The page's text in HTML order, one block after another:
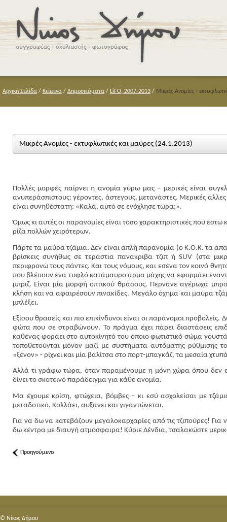
Αρχική Σελίδα / Κείμενα / Δημοσιεύματα / LiFO, 2007-2013 / Μικρές Ανομίες -
Μικρές Ανομίες - εκτυφλωτικές και μαύρες (24.1.2013)
Πολλές μορφές παίρνει η ανομία γύρω μας – μερικές είναι
ανυπεράσπιστους: γέροντες, άστεγους, μετανάστες. Μερικές
είναι συνηθέστατη: «Καλά, αυτό σε ενόχλησε τώρα;».
Όμως κι αυτές οι παρανομίες είναι τόσο χαρακτηριστικές που
ρίζα πολλών χειρότερων.
Πάρτε τα μαύρα τζάμια. Δεν είναι απλή παρανομία (ο Κ.Ο.Κ. τα
βρίσκεις συνήθως σε τεράστια πανάκριβα τζιπ ή SUV (στα
περιφρονώ τους πάντες. Και τους νόμους, και εσένα τον κοινό
που βλέπουν ένα τυφλό κατάμαυρο άρμα μάχης να εφορμάει
μπριζ. Είναι μία μορφή οπτικού θράσους. Περνάνε αγέρωχα
κλήση και να αφαιρέσουν πινακίδες. Μεγάλο όχημα και μαύρα
μπλέξει.
Εξίσου θρασείς και πιο επικίνδυνοι είναι οι παράνομοι
φώτα που σε στραβώνουν. Το πράγμα έχει πάρει διαστάσεις
καθένας φοράει στο αυτοκίνητό του όποιο φωτιστικό σώμα
τοποθετούνται μόνον μαζί με συστήματα αυτόματης ρύθμισης
«ξένον» - ρίχνει και μία βαλίτσα στο πορτ-μπαγκάζ, τα μεσαία
Αλλά τι γράφω τώρα, όταν παραμένουμε η μόνη χώρα όπου δεν
δίνει το σκοτεινό παράδειγμα για κάθε ανομία.
Μα έχουμε κρίση, φτώχεια, βόμβες – κι εσύ ασχολείσαι με
μεταδοτικό. Κολλάει, αυξάνει και γιγαντώνεται.
Για να δω να κατεβάζουν μεγαλοκαρχαρίες από τις τζιπούρες!
δω κέντρα με διαυγή ατμόσφαιρα! Κύριε Δένδια, τσαλακώστε
Προηγούμενο
© Nίκος Δήμου